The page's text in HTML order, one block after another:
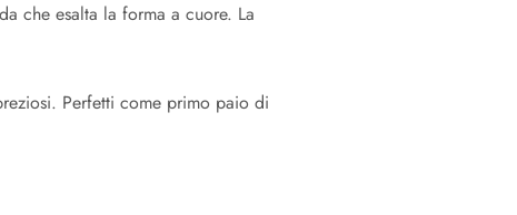
che esalta la forma a cuore. La
Perfetti come primo paio di